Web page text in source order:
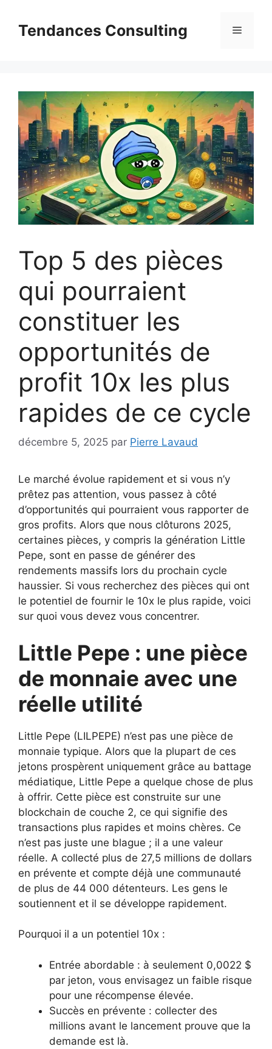
contenuTendances Consulting Menu
Top 5 des pièces
qui pourraient
constituer les
opportunités de
profit 10x les plus
rapides de ce cycle
décembre 5, 2025 par Pierre Lavaud
Le marché évolue rapidement et si vous n’y
prêtez pas attention, vous passez à côté
d’opportunités qui pourraient vous rapporter de
gros profits. Alors que nous clôturons 2025,
certaines pièces, y compris la génération Little
Pepe, sont en passe de générer des
rendements massifs lors du prochain cycle
haussier. Si vous recherchez des pièces qui ont
le potentiel de fournir le 10x le plus rapide, voici
sur quoi vous devez vous concentrer.
Little Pepe : une pièce
de monnaie avec une
réelle utilité
Little Pepe (LILPEPE) n’est pas une pièce de
monnaie typique. Alors que la plupart de ces
jetons prospèrent uniquement grâce au battage
médiatique, Little Pepe a quelque chose de plus
à offrir. Cette pièce est construite sur une
blockchain de couche 2, ce qui signifie des
transactions plus rapides et moins chères. Ce
n’est pas juste une blague ; il a une valeur
réelle. A collecté plus de 27,5 millions de dollars
en prévente et compte déjà une communauté
de plus de 44 000 détenteurs. Les gens le
soutiennent et il se développe rapidement.
Pourquoi il a un potentiel 10x :
Entrée abordable : à seulement 0,0022 $
par jeton, vous envisagez un faible risque
pour une récompense élevée.
Succès en prévente : collecter des
millions avant le lancement prouve que la
demande est là.